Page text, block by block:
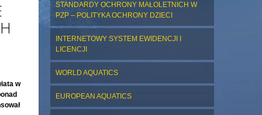
w
STANDARDY OCHRONY MAŁOLETNICH W
PZP – POLITYKA OCHRONY DZIECI
INTERNETOWY SYSTEM EWIDENCJI I
LICENCJI
WORLD AQUATICS
EUROPEAN AQUATICS